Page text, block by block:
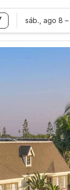
sáb., ago 8 –